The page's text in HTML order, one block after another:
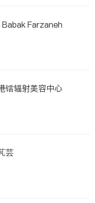
Babak Farzaneh
镭辐射美容中心
芸